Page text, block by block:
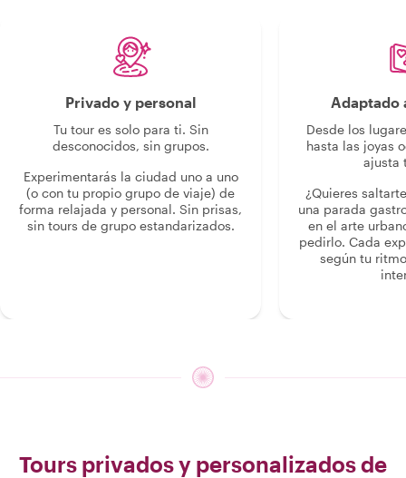
Privado y personal
Tu tour es solo para ti. Sin
desconocidos, sin grupos.
Experimentarás la ciudad uno a uno
(o con tu propio grupo de viaje) de
forma relajada y personal. Sin prisas,
sin tours de grupo estandarizados.
Adaptado
Desde los
hasta las joyas
ajusta
¿Quieres
una parada
en el arte
pedirlo. Cada
según tu
Tours privados y personalizados de